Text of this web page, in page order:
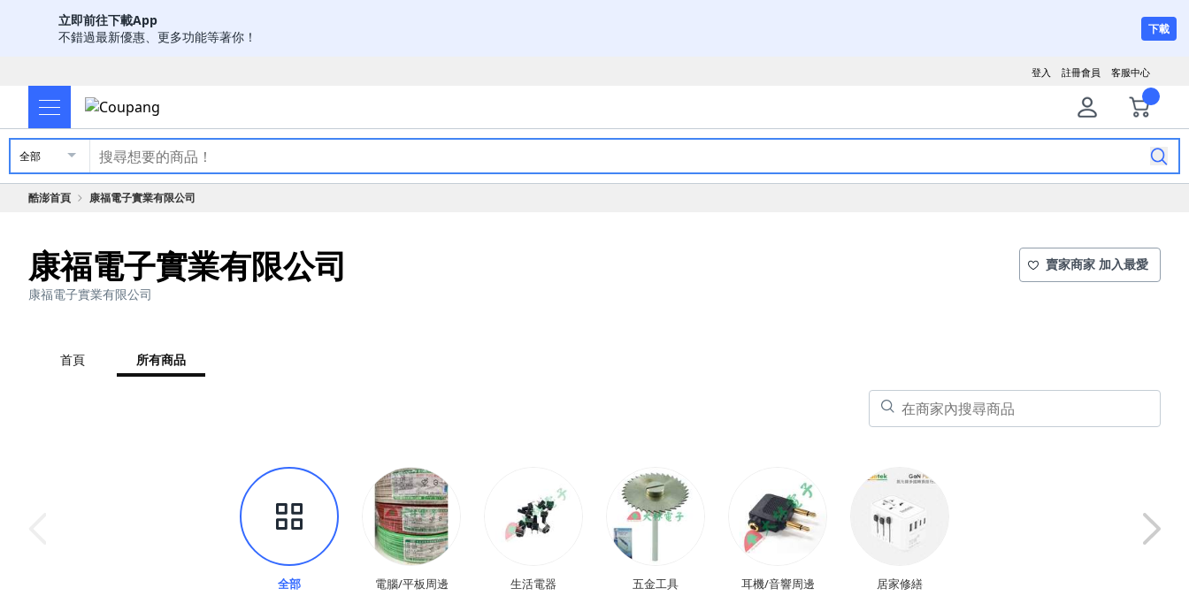
立即前往下載App
不錯過最新優惠、更多功能等著你！
下載
客服中心
註冊會員
登入
全部
酷澎首頁 康福電子實業有限公司
康福電子實業有限公司
康福電子實業有限公司
賣家商家 加入最愛
首頁 所有商品
全部 電腦/平板周邊 生活電器 五金工具 耳機/音響周邊 居家修繕